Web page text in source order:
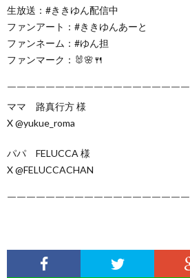
生放送：#ききゆん配信中
ファンアート：#ききゆんあーと
ファンネーム：#ゆん担
ファンマーク：🐰🌸🍴
￣￣￣￣￣￣￣￣￣￣￣￣￣￣￣￣￣￣￣
ママ 路真行方 様
X @yukue_roma
パパ FELUCCA 様
X @FELUCCACHAN
￣￣￣￣￣￣￣￣￣￣￣￣￣￣￣￣￣￣￣